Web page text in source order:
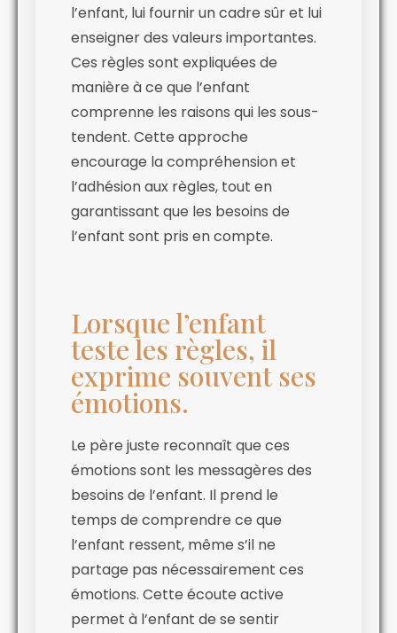
l’enfant, lui fournir un cadre sûr et lui
enseigner des valeurs importantes.
Ces règles sont expliquées de
manière à ce que l’enfant
comprenne les raisons qui les sous-
tendent. Cette approche
encourage la compréhension et
l’adhésion aux règles, tout en
garantissant que les besoins de
l’enfant sont pris en compte.
Lorsque l’enfant
teste les règles, il
exprime souvent ses
émotions.
Le père juste reconnaît que ces
émotions sont les messagères des
besoins de l’enfant. Il prend le
temps de comprendre ce que
l’enfant ressent, même s’il ne
partage pas nécessairement ces
émotions. Cette écoute active
permet à l’enfant de se sentir